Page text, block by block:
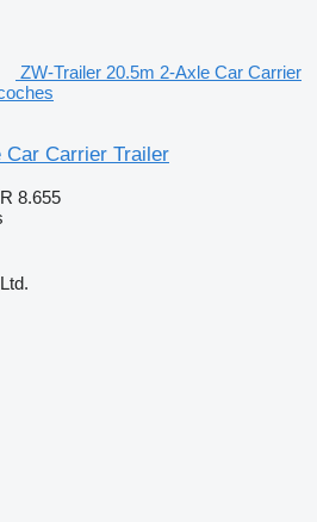
ZW-Trailer 20.5m 2-Axle Car Carrier
Car Carrier Trailer
8.655